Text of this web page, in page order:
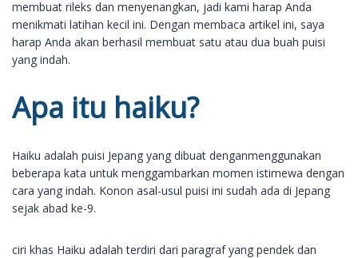
membuat rileks dan menyenangkan, jadi kami harap Anda
menikmati latihan kecil ini. Dengan membaca artikel ini, saya
harap Anda akan berhasil membuat satu atau dua buah puisi
yang indah.
Apa itu haiku?
Haiku adalah puisi Jepang yang dibuat denganmenggunakan
beberapa kata untuk menggambarkan momen istimewa dengan
cara yang indah. Konon asal-usul puisi ini sudah ada di Jepang
sejak abad ke-9.
ciri khas Haiku adalah terdiri dari paragraf yang pendek dan